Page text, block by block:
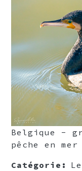
Belgique -
pêche en mer
Catégorie